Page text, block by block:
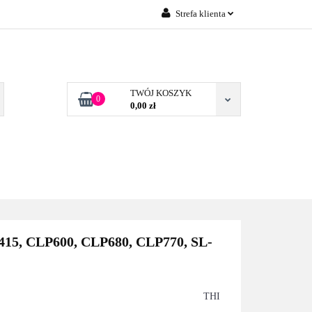
Strefa klienta
Dodaj zgłoszenie
0
TWÓJ KOSZYK
0,00 zł
CLP600, CLP680, CLP770, SL-
THI